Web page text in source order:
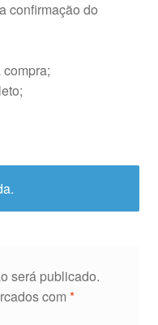
confirmação do
será publicado.
com *